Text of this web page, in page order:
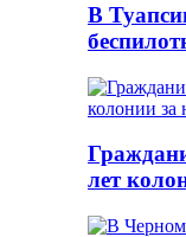
В
лет